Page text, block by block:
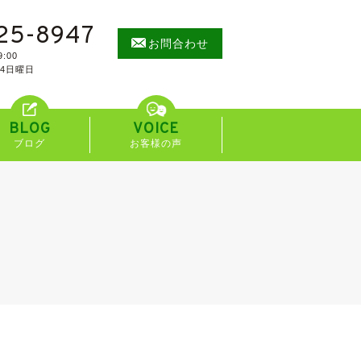
8947
日曜日
お問合わせ
BLOG
ブログ
VOICE
お客様の声